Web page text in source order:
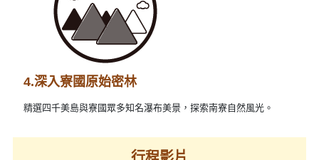
4.深入寮國原始密林
精選四千美島與寮國眾多知名瀑布美景，探索南寮自然風光。